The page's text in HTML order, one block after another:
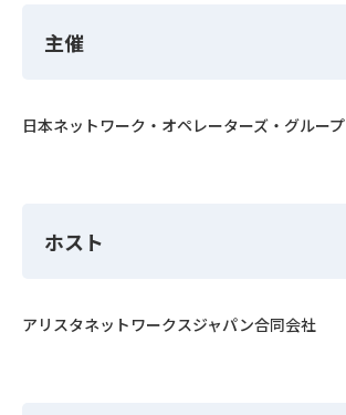
主催
日本ネットワーク・オペレーターズ・グループ
ホスト
アリスタネットワークスジャパン合同会社